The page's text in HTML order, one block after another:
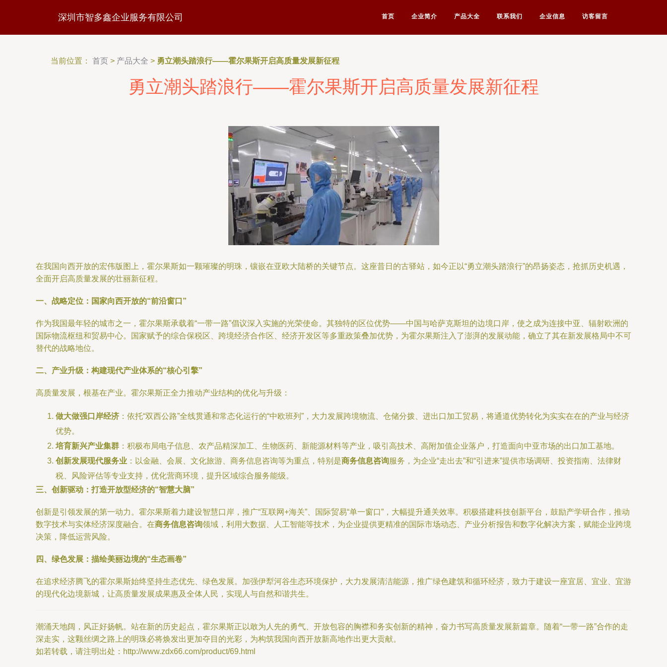
深圳市智多鑫企业服务有限公司 首页 企业简介 产品大全 联系我们 企业信息 访客留言
当前位置： 首页 > 产品大全 > 勇立潮头踏浪行——霍尔果斯开启高质量发展新征程
勇立潮头踏浪行——霍尔果斯开启高质量发展新征程
在我国向西开放的宏伟版图上，霍尔果斯如一颗璀璨的明珠，镶嵌在亚欧大陆桥的关键节点。这座昔日的古驿站，如今正以“勇立潮头踏浪行”的昂扬姿态，抢抓历史机遇，
全面开启高质量发展的壮丽新征程。
一、战略定位：国家向西开放的“前沿窗口”
作为我国最年轻的城市之一，霍尔果斯承载着“一带一路”倡议深入实施的光荣使命。其独特的区位优势——中国与哈萨克斯坦的边境口岸，使之成为连接中亚、辐射欧洲的
国际物流枢纽和贸易中心。国家赋予的综合保税区、跨境经济合作区、经济开发区等多重政策叠加优势，为霍尔果斯注入了澎湃的发展动能，确立了其在新发展格局中不可
替代的战略地位。
二、产业升级：构建现代产业体系的“核心引擎”
高质量发展，根基在产业。霍尔果斯正全力推动产业结构的优化与升级：
做大做强口岸经济 ：依托“双西公路”全线贯通和常态化运行的“中欧班列”，大力发展跨境物流、仓储分拨、进出口加工贸易，将通道优势转化为实实在在的产业与经济
优势。
培育新兴产业集群 ：积极布局电子信息、农产品精深加工、生物医药、新能源材料等产业，吸引高技术、高附加值企业落户，打造面向中亚市场的出口加工基地。
创新发展现代服务业 ：以金融、会展、文化旅游、商务信息咨询等为重点，特别是商务信息咨询服务，为企业“走出去”和“引进来”提供市场调研、投资指南、法律财
税、风险评估等专业支持，优化营商环境，提升区域综合服务能级。
三、创新驱动：打造开放型经济的“智慧大脑”
创新是引领发展的第一动力。霍尔果斯着力建设智慧口岸，推广“互联网+海关”、国际贸易“单一窗口”，大幅提升通关效率。积极搭建科技创新平台，鼓励产学研合作，推动
数字技术与实体经济深度融合。在商务信息咨询领域，利用大数据、人工智能等技术，为企业提供更精准的国际市场动态、产业分析报告和数字化解决方案，赋能企业跨境
决策，降低运营风险。
四、绿色发展：描绘美丽边境的“生态画卷”
在追求经济腾飞的霍尔果斯始终坚持生态优先、绿色发展。加强伊犁河谷生态环境保护，大力发展清洁能源，推广绿色建筑和循环经济，致力于建设一座宜居、宜业、宜游
的现代化边境新城，让高质量发展成果惠及全体人民，实现人与自然和谐共生。
潮涌天地阔，风正好扬帆。站在新的历史起点，霍尔果斯正以敢为人先的勇气、开放包容的胸襟和务实创新的精神，奋力书写高质量发展新篇章。随着“一带一路”合作的走
深走实，这颗丝绸之路上的明珠必将焕发出更加夺目的光彩，为构筑我国向西开放新高地作出更大贡献。
如若转载，请注明出处：http://www.zdx66.com/product/69.html